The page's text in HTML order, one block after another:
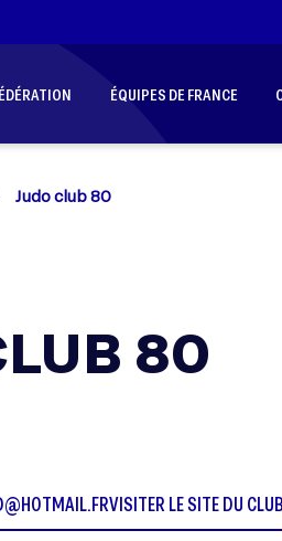
ÉQUIPES DE FRANCE
Judo club 80
80
VISITER LE SITE DU CLUB